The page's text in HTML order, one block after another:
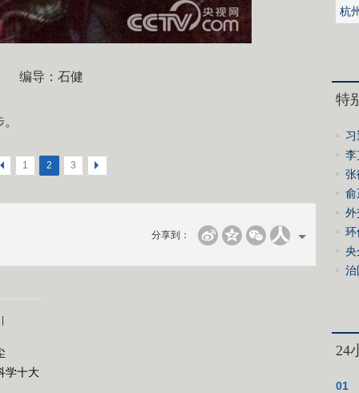
编导：石健
1 2 3 >
分享到：
|
学十大
杭
特
李
绩
张
誓
俞
会
外
环
控
央
进
治
24
01